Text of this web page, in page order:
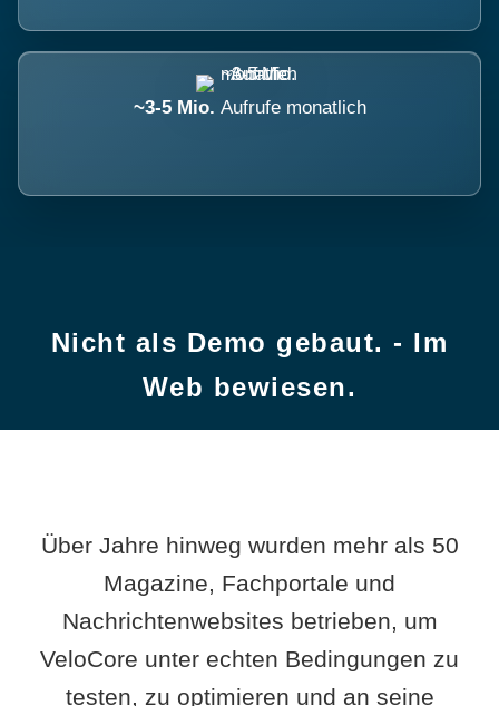
~3-5 Mio. Aufrufe monatlich
Nicht als Demo gebaut. - Im
Web bewiesen.
Über Jahre hinweg wurden mehr als 50
Magazine, Fachportale und
Nachrichtenwebsites betrieben, um
VeloCore unter echten Bedingungen zu
testen, zu optimieren und an seine